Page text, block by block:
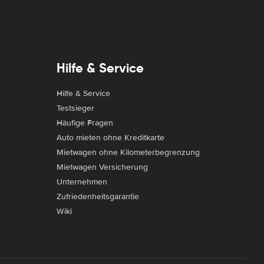
Hilfe & Service
Hilfe & Service
Testsieger
Häufige Fragen
Auto mieten ohne Kreditkarte
Mietwagen ohne Kilometerbegrenzung
Mietwagen Versicherung
Unternehmen
Zufriedenheitsgarantie
Wiki